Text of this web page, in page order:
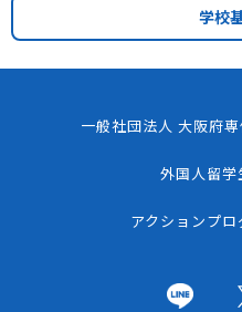
学校
一般社団法人 大阪府
外国人留学
アクションプ